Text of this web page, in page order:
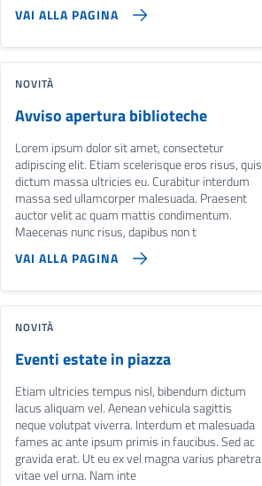
VAI ALLA PAGINA
NOVITÀ
Avviso apertura biblioteche
Lorem ipsum dolor sit amet, consectetur
adipiscing elit. Etiam scelerisque eros risus, quis
dictum massa ultricies eu. Curabitur interdum
massa sed ullamcorper malesuada. Praesent
auctor velit ac quam mattis condimentum.
Maecenas nunc risus, dapibus non t
VAI ALLA PAGINA
NOVITÀ
Eventi estate in piazza
Etiam ultricies tempus nisl, bibendum dictum
lacus aliquam vel. Aenean vehicula sagittis
neque volutpat viverra. Interdum et malesuada
fames ac ante ipsum primis in faucibus. Sed ac
gravida erat. Ut eu ex vel magna varius pharetra
vitae vel urna. Nam inte